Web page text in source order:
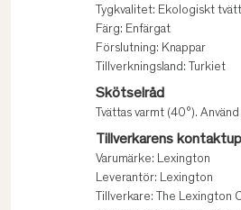
Tygkvalitet: Ekologiskt
Färg: Enfärgat
Förslutning: Knappar
Tillverkningsland: Turkiet
Skötselråd
Tvättas varmt (40°).
Tillverkarens
Varumärke: Lexington
Leverantör: Lexington
Tillverkare: The